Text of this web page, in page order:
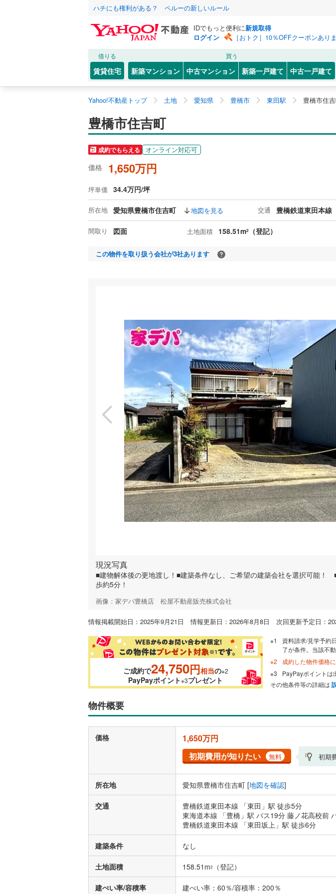
ハチにも権利がある？ ペルーの新しいルール
IDでもっと便利に新規取得
ログイン
［おトク］10％OFFクーポンあり
借りる
賃貸住宅
買う
新築マンション 中古マンション 新築一戸建て 中古一戸建て
Yahoo!不動産トップ 土地 愛知県 豊橋市 東田駅 豊橋市住
豊橋市住吉町
成約でもらえる オンライン対応可
価格 1,650万円
坪単価 34.4万円/坪
所在地 愛知県豊橋市住吉町 地図を見る 交通 豊橋鉄道東田本線
間取り 図面 土地面積 158.51m2 （登記）
この物件を取り扱う会社が3社あります
資料をもらう
現地を見学する
特徴の似た物件を見る
お気に入りに追加する
現況写真
■建物解体後の更地渡し！■建築条件なし、ご希望の建築会社を選択可能！
歩約5分！
画像：家デパ豊橋店 松屋不動産販売株式会社
情報掲載開始日：2025年9月21日 情報更新日：2026年8月8日 次回更新予定日：
ご成約で24,750円相当の※2
PayPayポイント※3プレゼント
資料請求/見学予約
了が条件。当該不
成約した物件価格
PayPayポイントは
その他条件等の詳細は
物件概要
価格
1,650万円
初期費用が知りたい
無料 初期
所在地 愛知県豊橋市住吉町 [地図を確認]
交通
豊橋鉄道東田本線 「東田」駅 徒歩5分
東海道本線 「豊橋」駅 バス19分 藤ノ花高校前
豊橋鉄道東田本線 「東田坂上」駅 徒歩6分
建築条件 なし
土地面積 158.51m2 （登記）
建ぺい率/容積率 建ぺい率：60％/容積率：200％